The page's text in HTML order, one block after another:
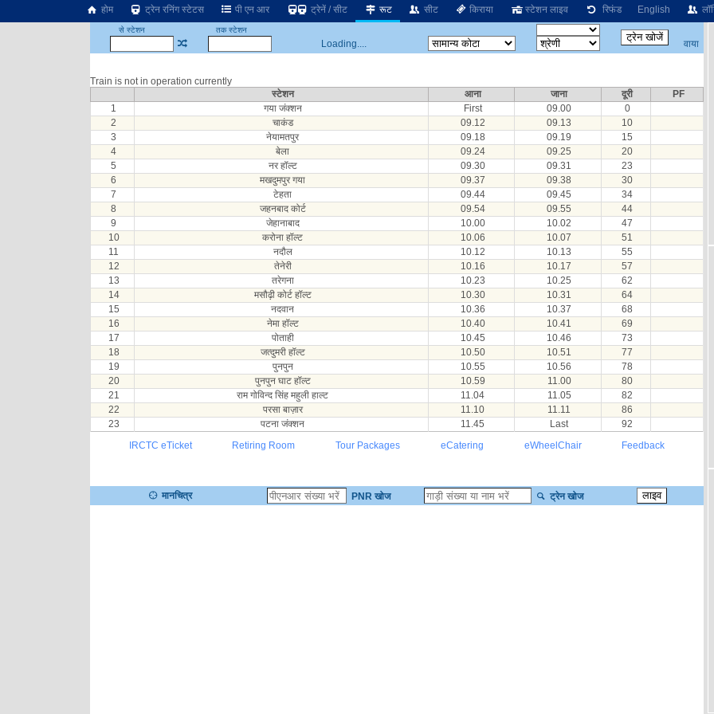
होम ट्रेन रनिंग स्टेटस पी एन आर ट्रेनें / सीट रूट सीट किराया स्टेशन लाइव रिफंड English
से स्टेशन तक स्टेशन
Loading.... वाया
Train is not in operation currently
स्टेशन
आना जाना दूरी
PF
1
गया जंक्शन First 09.00
0
2
चाकंड 09.12 09.13
10
3
नेयामतपुर 09.18 09.19
15
4
बेला 09.24 09.25
20
5
नर हॉल्ट 09.30 09.31
23
6
मखदुमपुर गया 09.37 09.38
30
7
टेहता 09.44 09.45
34
8
जहनबाद कोर्ट 09.54 09.55
44
9
जेहानाबाद 10.00 10.02
47
10
करोना हॉल्ट 10.06 10.07
51
11
नदौल 10.12 10.13
55
12
तेनेरी 10.16 10.17
57
13
तरेगना 10.23 10.25
62
14
मसौढ़ी कोर्ट हॉल्ट 10.30 10.31
64
15
नदवान 10.36 10.37
68
16
नेमा हॉल्ट 10.40 10.41
69
17
पोताही 10.45 10.46
73
18
जत्दुमरी हॉल्ट 10.50 10.51
77
19
पुनपुन 10.55 10.56
78
20
पुनपुन घाट हॉल्ट 10.59 11.00
80
21
राम गोविन्द सिंह महुली हाल्ट 11.04 11.05
82
22
परसा बाज़ार 11.10 11.11
86
23
पटना जंक्शन 11.45 Last
92
IRCTC eTicket
Retiring Room Tour Packages eCatering eWheelChair Feedback
मानचित्र PNR खोज ट्रेन खोज